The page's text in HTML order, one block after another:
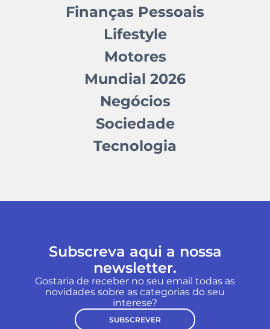
Finanças Pessoais
Lifestyle
Motores
Mundial 2026
Negócios
Sociedade
Tecnologia
Subscreva aqui a nossa
newsletter.
Gostaria de receber no seu email todas as
novidades sobre as categorias do seu
interese?
SUBSCREVER